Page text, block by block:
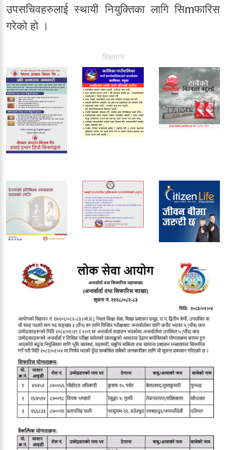
उपसचिवहरुलाई स्थायी नियुक्तिका लागि सिmफारिस
गरेको हो ।
बिज्ञापन